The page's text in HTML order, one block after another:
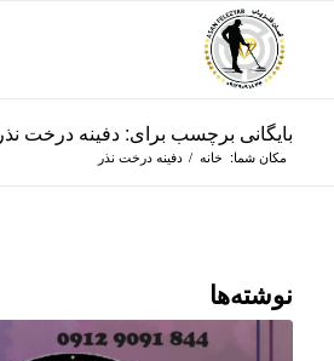
بایگانی برچسب برای: دفینه درخت نذر
مکان شما: خانه / دفینه درخت نذر
نوشته‌ها